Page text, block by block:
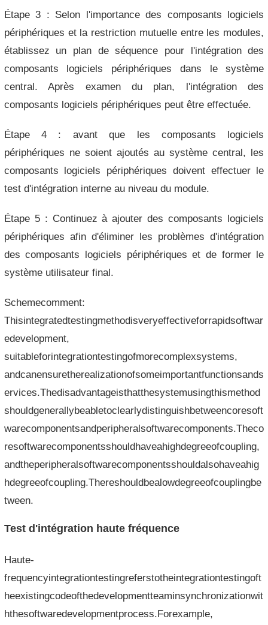
Étape 3 : Selon l'importance des composants logiciels
périphériques et la restriction mutuelle entre les modules,
établissez un plan de séquence pour l'intégration des
composants logiciels périphériques dans le système
central. Après examen du plan, l'intégration des
composants logiciels périphériques peut être effectuée.
Étape 4 : avant que les composants logiciels
périphériques ne soient ajoutés au système central, les
composants logiciels périphériques doivent effectuer le
test d'intégration interne au niveau du module.
Étape 5 : Continuez à ajouter des composants logiciels
périphériques afin d'éliminer les problèmes d'intégration
des composants logiciels périphériques et de former le
système utilisateur final.
Schemecomment:
Thisintegratedtestingmethodisveryeffectiveforrapidsoftwar
edevelopment,
suitableforintegrationtestingofmorecomplexsystems,
andcanensuretherealizationofsomeimportantfunctionsands
ervices.Thedisadvantageisthatthesystemusingthismethod
shouldgenerallybeabletoclearlydistinguishbetweencoresoft
warecomponentsandperipheralsoftwarecomponents.Theco
resoftwarecomponentsshouldhaveahighdegreeofcoupling,
andtheperipheralsoftwarecomponentsshouldalsohaveahig
hdegreeofcoupling.Thereshouldbealowdegreeofcouplingbe
tween.
Test d'intégration haute fréquence
Haute-
frequencyintegrationtestingreferstotheintegrationtestingoft
heexistingcodeofthedevelopmentteaminsynchronizationwit
hthesoftwaredevelopmentprocess.Forexample,